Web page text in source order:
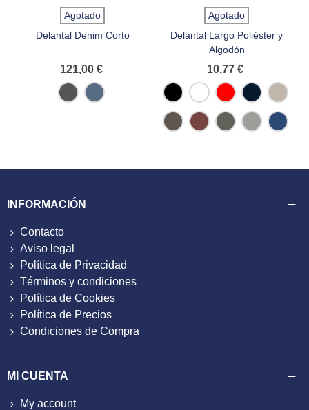
Agotado
Delantal Denim Corto
121,00 €
Black
Denim
Indigo
Denim
Agotado
Delantal Largo Poliéster y
Algodón
10,77 €
Negro BlancoRojo Navy Beige
Chocolate
Wine Gris
Oscuro
Gris
Claro
Denim
INFORMACIÓN
Contacto
Aviso legal
Política de Privacidad
Términos y condiciones
Política de Cookies
Política de Precios
Condiciones de Compra
MI CUENTA
My account